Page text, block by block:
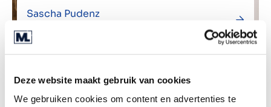
Deze website maakt gebruik van cookies
We gebruiken cookies om content en advertenties te
Sascha Pudenz